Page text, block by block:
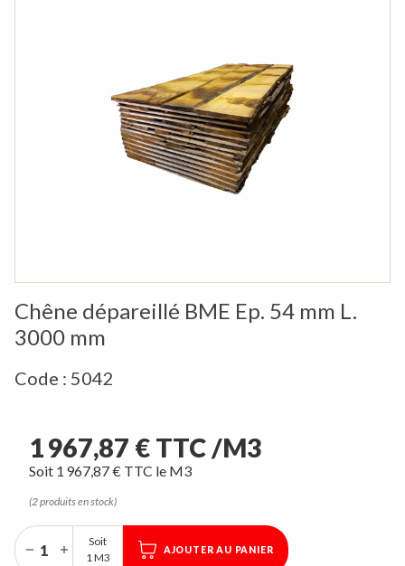
Chêne dépareillé BME Ep. 54 mm L.
3000 mm
Code : 5042
1 967,87 € TTC /M3
Soit 1 967,87 € TTC le M3
(2 produits en stock)
Soit
1 M3
AJOUTER AU PANIER